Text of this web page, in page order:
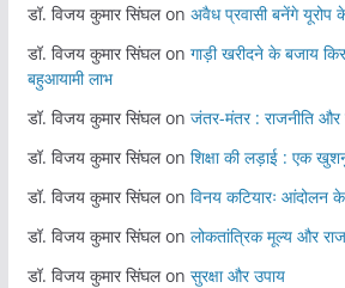
डॉ. विजय कुमार सिंघलon अवैध प्रवासी बनेंगे यूरोप
डॉ. विजय कुमार सिंघलon गाड़ी खरीदने के बजाय
बहुआयामी लाभ
डॉ. विजय कुमार सिंघलon जंतर-मंतर : राजनीति और
डॉ. विजय कुमार सिंघलon शिक्षा की लड़ाई : एक
डॉ. विजय कुमार सिंघलon विनय कटियारः आंदोलन
डॉ. विजय कुमार सिंघलon लोकतांत्रिक मूल्य और
डॉ. विजय कुमार सिंघलon सुरक्षा और उपाय